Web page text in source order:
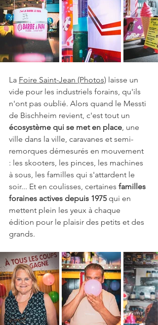
La Foire Saint-Jean (Photos) laisse un
vide pour les industriels forains, qu'ils
n'ont pas oublié. Alors quand le Messti
de Bischheim revient, c'est tout un
écosystème qui se met en place, une
ville dans la ville, caravanes et semi-
remorques démesurés en mouvement
: les skooters, les pinces, les machines
à sous, les familles qui s'attardent le
soir... Et en coulisses, certaines familles
foraines actives depuis 1975 qui en
mettent plein les yeux à chaque
édition pour le plaisir des petits et des
grands.